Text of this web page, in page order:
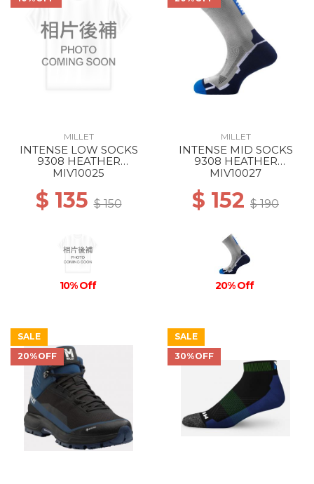
MILLET
INTENSE LOW SOCKS
9308 HEATHER
GREY/ICON BLUE
MIV10025
$ 135$ 150
10% Off
MILLET
INTENSE MID SOCKS
9308 HEATHER
GREY/ICON BLUE
MIV10027
$ 152 $ 190
20% Off
SALE
20%OFF
SALE
30%OFF